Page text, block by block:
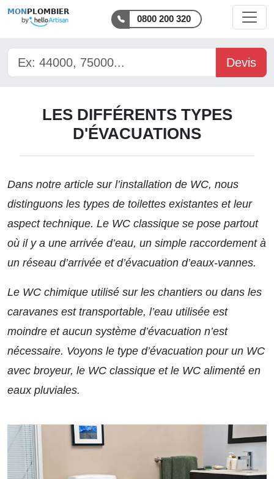
MON PLOMBIER
0800 200 320
Devis
LES DIFFÉRENTS TYPES
D'ÉVACUATIONS
Dans notre article sur l’installation de WC, nous
distinguons les types de toilettes existantes et leur
aspect technique. Le WC classique se pose partout
où il y a une arrivée d’eau, un simple raccordement à
un réseau d’arrivée et d’évacuation d’eaux-vannes.
Le WC chimique utilisé sur les chantiers ou dans les
caravanes est transportable, l’eau utilisée est
moindre et aucun système d’évacuation n’est
nécessaire. Voyons le type d’évacuation pour un WC
avec broyeur, le WC classique et le WC alimenté en
eaux pluviales.